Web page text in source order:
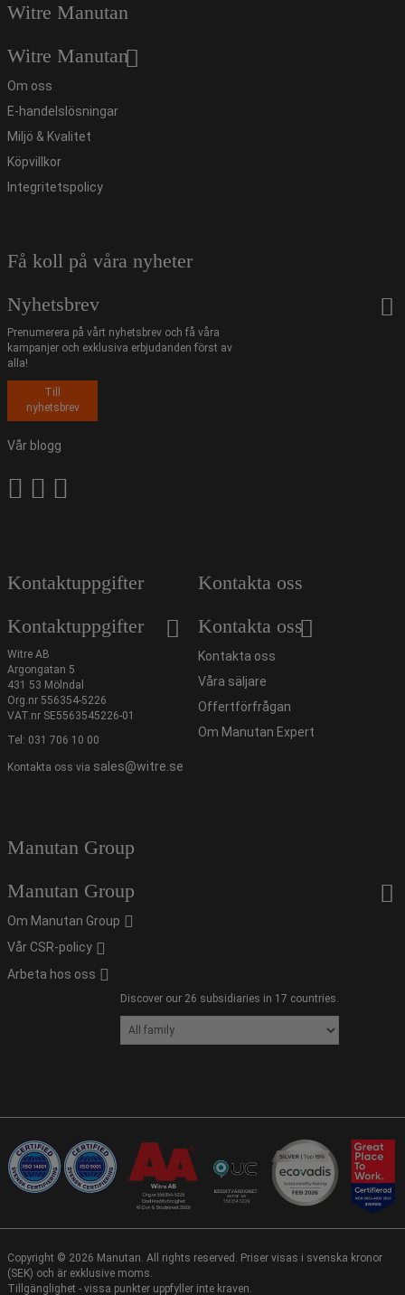
Witre Manutan
Witre Manutan
Om oss
E-handelslösningar
Miljö & Kvalitet
Köpvillkor
Integritetspolicy
Få koll på våra nyheter
Nyhetsbrev
Prenumerera på vårt nyhetsbrev och få våra
kampanjer och exklusiva erbjudanden först av
alla!
Till
nyhetsbrev
Vår blogg
Kontaktuppgifter
Kontaktuppgifter
Witre AB
Argongatan 5
431 53 Mölndal
Org.nr 556354-5226
VAT.nr SE5563545226-01
Tel: 031 706 10 00
Kontakta oss via sales@witre.se
Kontakta oss
Kontakta oss
Kontakta oss
Våra säljare
Offertförfrågan
Om Manutan Expert
Manutan Group
Manutan Group
Om Manutan Group
Vår CSR-policy
Arbeta hos oss
Discover our 26 subsidiaries in 17 countries.
Copyright © 2026 Manutan. All rights reserved. Priser visas i svenska kronor
(SEK) och är exklusive moms.
Tillgänglighet - vissa punkter uppfyller inte kraven.